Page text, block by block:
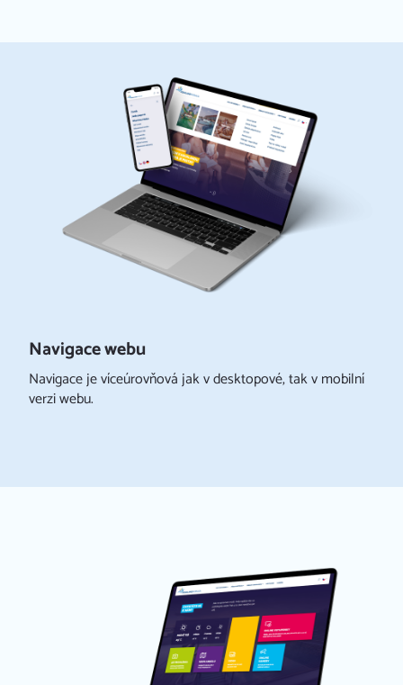
Navigace webu
Navigace je víceúrovňová jak v desktopové, tak v mobilní
verzi webu.